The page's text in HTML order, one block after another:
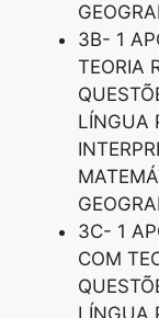
3B- 1
TEORIA
LÍNGUA
3C- 1
COM